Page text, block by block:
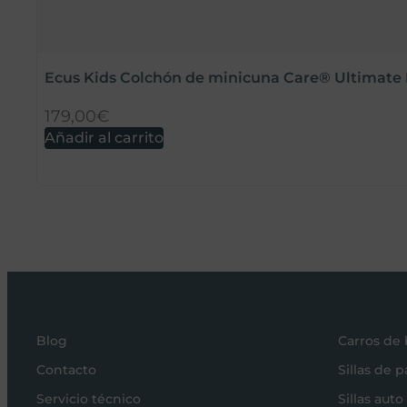
Ecus Kids Colchón de minicuna Care® Ultimate
179,00€
Añadir al carrito
Blog
Contacto
Servicio técnico
Carros de
Sillas de
Sillas auto